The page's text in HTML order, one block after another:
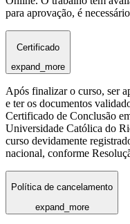
para aprovação, é
Certificado
expand_more
Após finalizar o curso, ser
e ter os documentos
Certificado de Conclusão
Universidade Católica do
curso devidamente
nacional, conforme
Política de cancelamento
expand_more